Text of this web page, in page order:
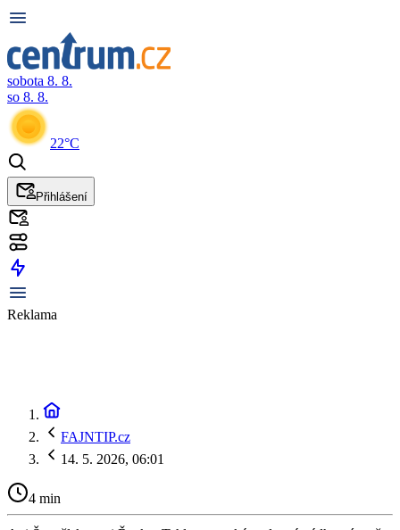
sobota 8. 8.
so 8. 8.
22°C
Přihlášení
Reklama
FAJNTIP.cz
14. 5. 2026, 06:01
4 min